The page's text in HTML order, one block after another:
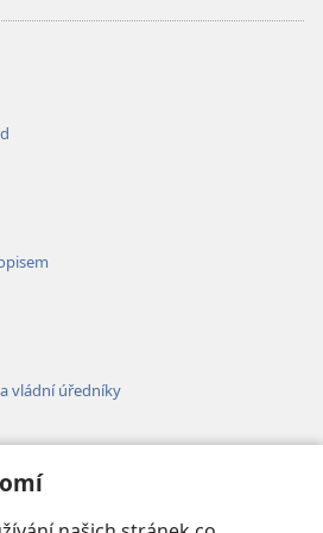
vládní úředníky